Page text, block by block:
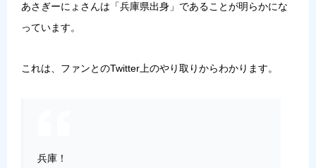
あさぎーにょさんは「兵庫県出身 」であることが明らかにな
っています。
これは、ファンとのTwitter上のやり取りからわかります。
兵庫！